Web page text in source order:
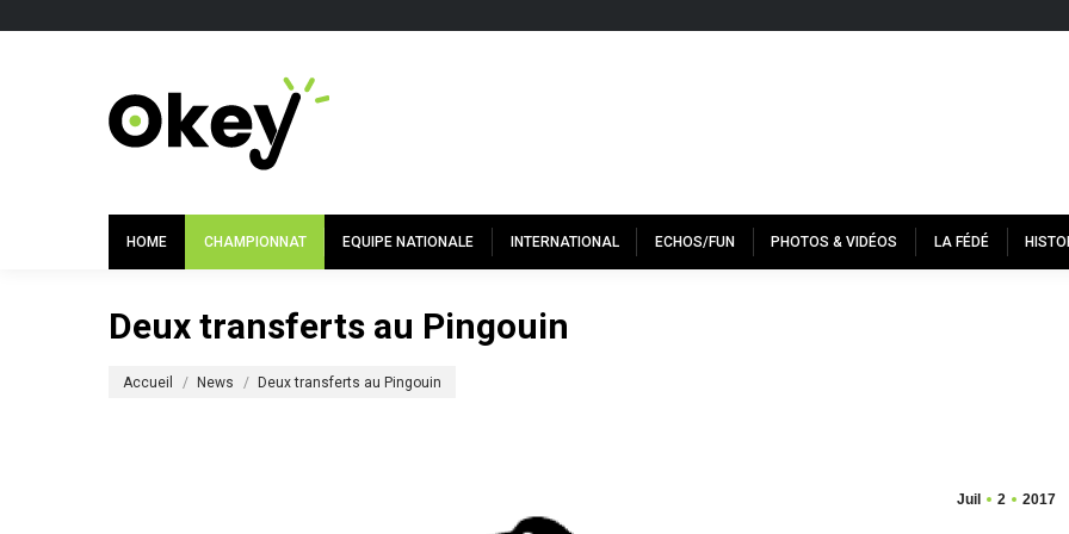
HOME CHAMPIONNAT EQUIPE NATIONALE INTERNATIONAL ECHOS/FUN PHOTOS & VIDÉOS LA FÉDÉ
Deux transferts au Pingouin
Accueil News Deux transferts au Pingouin
Juil 2 2017